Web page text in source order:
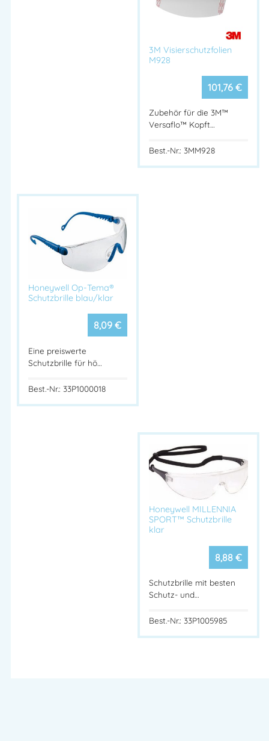
Mehr Information E-Mail: info@bannenberg.at
3M Visierschutzfolien
M928
101,76 €
Zubehör für die 3M™
Versaflo™ Kopft…
Best.-Nr.: 3MM928
Honeywell Op-Tema®
Schutzbrille blau/klar
8,09 €
Eine preiswerte
Schutzbrille für hö…
Best.-Nr.: 33P1000018
Honeywell MILLENNIA
SPORT™ Schutzbrille
klar
8,88 €
Schutzbrille mit besten
Schutz- und…
Best.-Nr.: 33P1005985